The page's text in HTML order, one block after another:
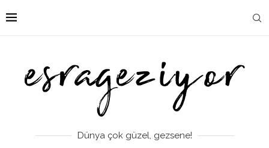
Dünya çok güzel, gezsene!